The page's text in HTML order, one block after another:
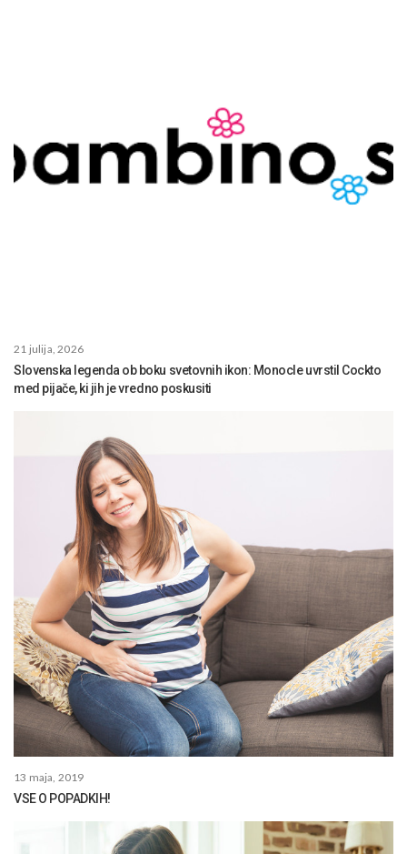
21 julija, 2026
Slovenska legenda ob boku svetovnih ikon: Monocle uvrstil Cockto
med pijače, ki jih je vredno poskusiti
13 maja, 2019
VSE O POPADKIH!